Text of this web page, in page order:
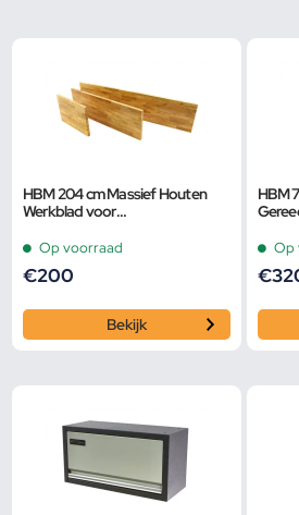
HBM 204 cm Massief Houten
Werkblad voor
Op voorraad
€200
Bekijk
HBM
Op
€